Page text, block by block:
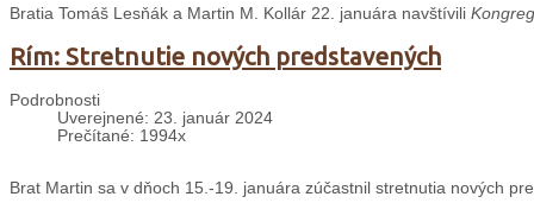
Bratia Tomáš Lesňák a Martin M. Kollár 22. januára navštívili
Rím: Stretnutie nových predstavených
Podrobnosti
Uverejnené: 23. január 2024
Prečítané: 1994x
Brat Martin sa v dňoch 15.-19. januára zúčastnil stretnutia nových